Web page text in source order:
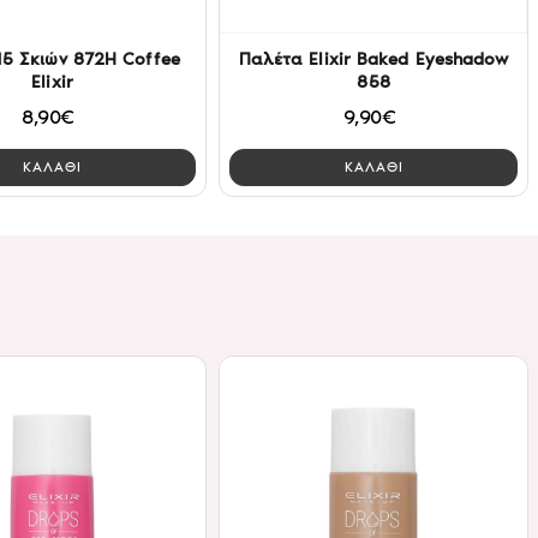
Σκιών 872H Coffee
Elixir
8,90€
ΚΑΛΑΘΙ
Παλέτα Elixir Baked Eyeshadow
858
9,90€
ΚΑΛΑΘΙ